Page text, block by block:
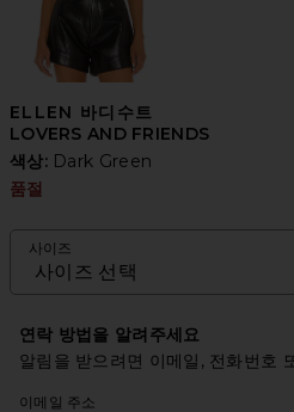
ELLEN 바디수트
LOVERS AND FRIENDS
색상: Dark Green
품절
사이즈
연락 방법을 알려주세요
알림을 받으려면 이메일, 전화번호
이메일 주소